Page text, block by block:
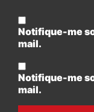
Notifique-me
mail.
Notifique-me
mail.